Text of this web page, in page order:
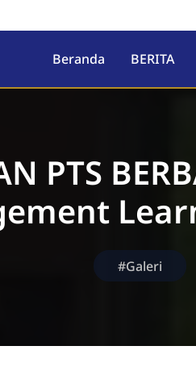
Beranda BERITA
PTS
#Galeri